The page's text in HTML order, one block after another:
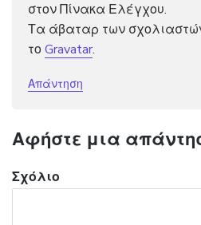
στον Πίνακα Ελέγχου.
Τα άβαταρ των
τοGravatar.
Απάντηση
Αφήστε μια
Σχόλιο